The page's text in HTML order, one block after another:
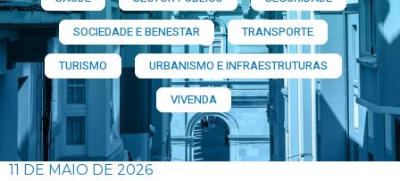
SOCIEDADE E BENESTAR
TRANSPORTE
TURISMO
URBANISMO E INFRAESTRUTURAS
VIVENDA
11 DE MAIO DE 2026